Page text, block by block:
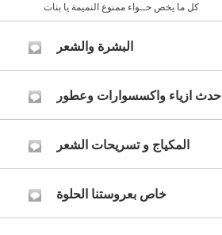
كل ما يخص حــواء ممنوع النميمة يا بنات
البشرة والشعر
احدث ازياء واكسسوارات وعطور
المكياج و تسريحات الشعر
خاص بعروستنا الحلوة